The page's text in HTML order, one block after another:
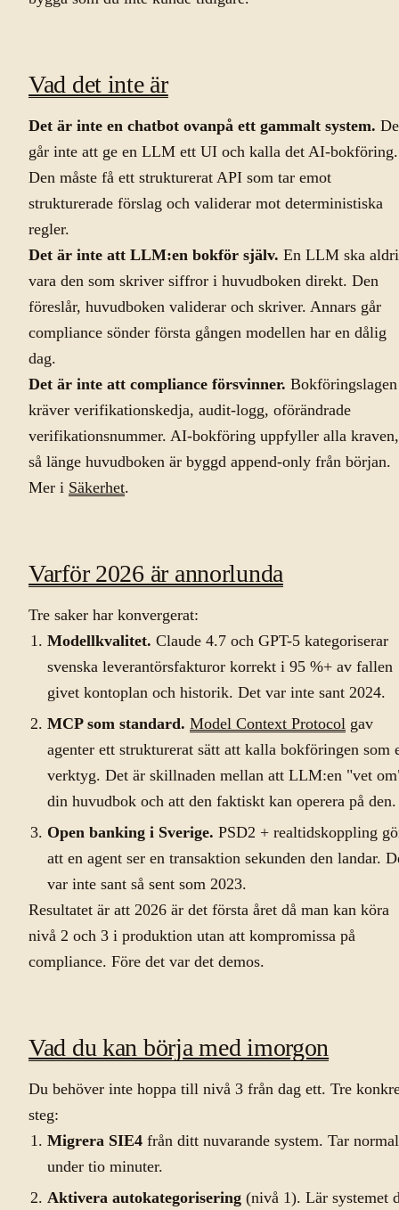
Vad det inte är
Det är inte en chatbot ovanpå ett gammalt system.
går inte att ge en LLM ett UI och kalla det AI-bokföring.
Den måste få ett strukturerat API som tar emot
strukturerade förslag och validerar mot deterministiska
regler.
Det är inte att LLM:en bokför själv. En LLM ska
vara den som skriver siffror i huvudboken direkt. Den
föreslår, huvudboken validerar och skriver. Annars går
compliance sönder första gången modellen har en dålig
dag.
Det är inte att compliance försvinner. Bokföringslagen
kräver verifikationskedja, audit-logg, oförändrade
verifikationsnummer. AI-bokföring uppfyller alla kraven,
så länge huvudboken är byggd append-only från början.
Mer i Säkerhet.
Varför 2026 är annorlunda
Tre saker har konvergerat:
Modellkvalitet. Claude 4.7 och GPT-5 kategoriserar
svenska leverantörsfakturor korrekt i 95 %+ av fallen
givet kontoplan och historik. Det var inte sant 2024.
MCP som standard. Model Context Protocol gav
agenter ett strukturerat sätt att kalla bokföringen som
verktyg. Det är skillnaden mellan att LLM:en "vet
din huvudbok och att den faktiskt kan operera på den.
Open banking i Sverige. PSD2 + realtidskoppling
att en agent ser en transaktion sekunden den landar.
var inte sant så sent som 2023.
Resultatet är att 2026 är det första året då man kan köra
nivå 2 och 3 i produktion utan att kompromissa på
compliance. Före det var det demos.
Vad du kan börja med imorgon
Du behöver inte hoppa till nivå 3 från dag ett. Tre
steg:
Migrera SIE4 från ditt nuvarande system. Tar
under tio minuter.
Aktivera autokategorisering (nivå 1). Lär systemet